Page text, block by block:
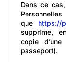
Dans ce
que
https://
supprime,
copie
passeport).